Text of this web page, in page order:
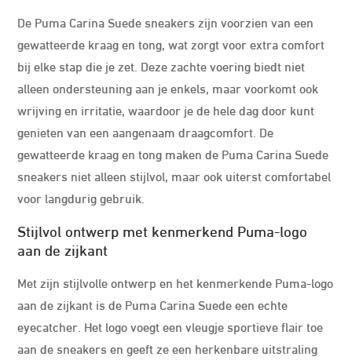
De Puma Carina Suede sneakers zijn voorzien van een
gewatteerde kraag en tong, wat zorgt voor extra comfort
bij elke stap die je zet. Deze zachte voering biedt niet
alleen ondersteuning aan je enkels, maar voorkomt ook
wrijving en irritatie, waardoor je de hele dag door kunt
genieten van een aangenaam draagcomfort. De
gewatteerde kraag en tong maken de Puma Carina Suede
sneakers niet alleen stijlvol, maar ook uiterst comfortabel
voor langdurig gebruik.
Stijlvol ontwerp met kenmerkend Puma-logo
aan de zijkant
Met zijn stijlvolle ontwerp en het kenmerkende Puma-logo
aan de zijkant is de Puma Carina Suede een echte
eyecatcher. Het logo voegt een vleugje sportieve flair toe
aan de sneakers en geeft ze een herkenbare uitstraling